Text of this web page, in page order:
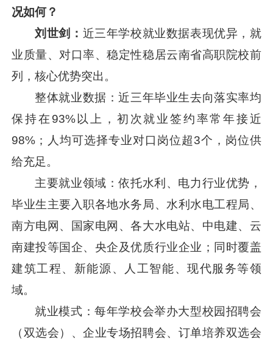
况如何？
刘世剑： 近三年学校就业数据表现优异，就
业质量、对口率、稳定性稳居云南省高职院校前
列，核心优势突出。
整体就业数据：近三年毕业生去向落实率均
保持在93%以上，初次就业签约率常年接近
98%；人均可选择专业对口岗位超3个，岗位供
给充足。
主要就业领域：依托水利、电力行业优势，
毕业生主要入职各地水务局、水利水电工程局、
南方电网、国家电网、各大水电站、中电建、云
南建投等国企、央企及优质行业企业；同时覆盖
建筑工程、新能源、人工智能、现代服务等领
域。
就业模式：每年学校会举办大型校园招聘会
（双选会）、企业专场招聘会、订单培养双选会